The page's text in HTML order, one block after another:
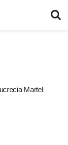
Martel